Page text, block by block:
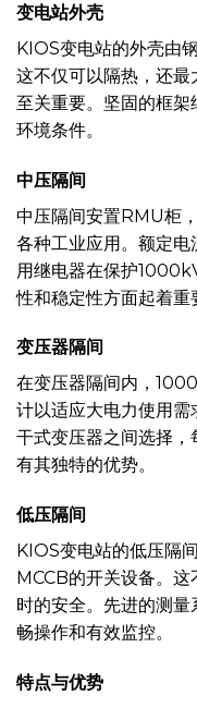
变电站外壳
KIOS变电站的外壳由
这不仅可以隔热，还
至关重要。坚固的框
环境条件。
中压隔间
中压隔间安置RMU柜
各种工业应用。额定
用继电器在保护
性和稳定性方面起着重
变压器隔间
在变压器隔间内，
计以适应大电力使用
干式变压器之间选择
有其独特的优势。
低压隔间
KIOS变电站的低压隔
MCCB的开关设备。
时的安全。先进的测
畅操作和有效监控。
特点与优势